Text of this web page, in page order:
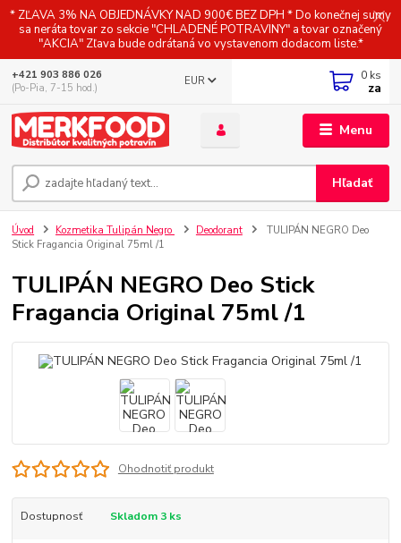
* ZĽAVA 3% NA OBJEDNÁVKY NAD 900€ BEZ DPH * Do konečnej sumy
sa neráta tovar zo sekcie "CHLADENÉ POTRAVINY" a tovar označený
"AKCIA" Zľava bude odrátaná vo vystavenom dodacom liste.*
Menu
EUR
Hľadať
+421 903 886 026
(Po-Pia, 7-15 hod.)
0 ks
za
Úvod Kozmetika Tulipán Negro Deodorant
TULIPÁN NEGRO Deo
Stick Fragancia Original 75ml /1
TULIPÁN NEGRO Deo Stick
Fragancia Original 75ml /1
Ohodnotiť produkt
Dostupnosť Skladom 3 ks